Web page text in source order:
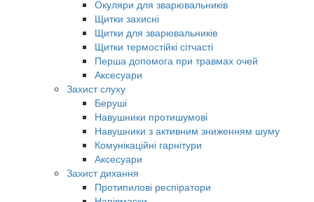
Окуляри для зварювальників
Щитки захисні
Щитки для зварювальників
Щитки термостійкі сітчасті
Перша допомога при травмах очей
Аксесуари
Захист слуху
Беруші
Навушники протишумові
Навушники з активним зниженням шуму
Комунікаційні гарнітури
Аксесуари
Захист дихання
Протипилові респіратори